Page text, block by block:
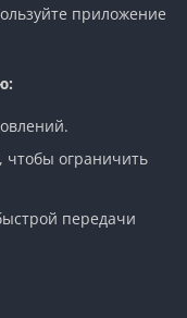
приложение
чтобы ограничить
передачи